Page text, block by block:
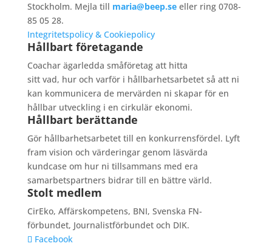
Stockholm. Mejla till maria@beep.seeller ring 0708-
85 05 28.
Integritetspolicy & Cookiepolicy
Hållbart företagande
Coachar ägarledda småföretag att hitta
sitt vad, hur och varför i hållbarhetsarbetet så att ni
kan kommunicera de mervärden ni skapar för en
hållbar utveckling i en cirkulär ekonomi.
Hållbart berättande
Gör hållbarhetsarbetet till en konkurrensfördel. Lyft
fram vision och värderingar genom läsvärda
kundcase om hur ni tillsammans med era
samarbetspartners bidrar till en bättre värld.
Stolt medlem
CirEko, Affärskompetens, BNI, Svenska FN-
förbundet, Journalistförbundet och DIK.
Facebook